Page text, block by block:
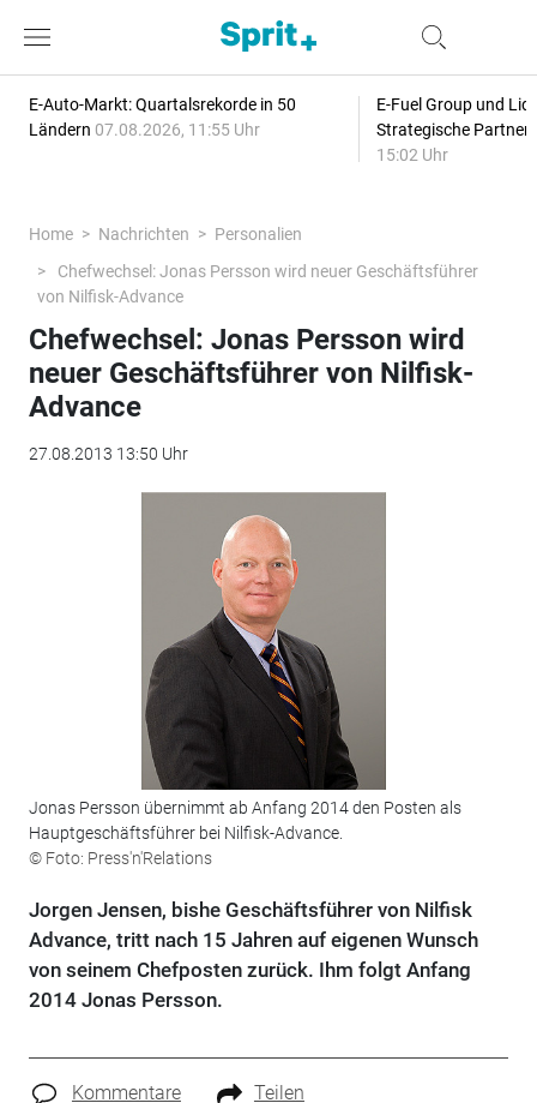
E-Auto-Markt: Quartalsrekorde in 50
Ländern 07.08.2026, 11:55 Uhr
E-Fuel Group und
Strategische
15:02 Uhr
Home Nachrichten
Personalien
Chefwechsel: Jonas Persson wird neuer Geschäftsführer
von Nilfisk-Advance
Chefwechsel: Jonas Persson wird
neuer Geschäftsführer von Nilfisk-
Advance
27.08.2013 13:50 Uhr
Jonas Persson übernimmt ab Anfang 2014 den Posten als
Hauptgeschäftsführer bei Nilfisk-Advance.
© Foto: Press'n'Relations
Jorgen Jensen, bishe Geschäftsführer von Nilfisk
Advance, tritt nach 15 Jahren auf eigenen Wunsch
von seinem Chefposten zurück. Ihm folgt Anfang
2014 Jonas Persson.
Kommentare Teilen